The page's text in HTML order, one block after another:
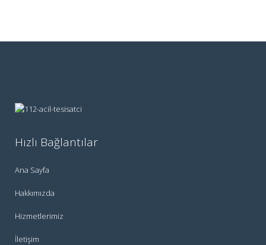
Hızlı Bağlantılar
Ana Sayfa
Hakkımızda
Hizmetlerimiz
İletişim